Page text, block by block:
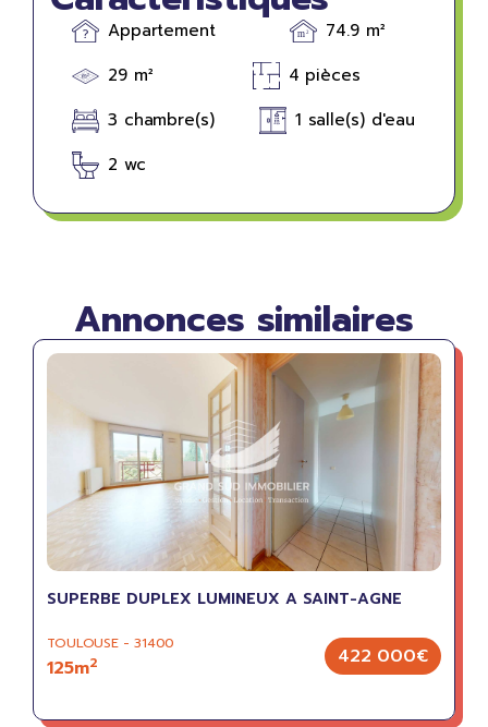
Appartement
74.9 m²
29 m²
4 pièces
3 chambre(s)
1 salle(s) d'eau
2 wc
Annonces similaires
SUPERBE DUPLEX LUMINEUX A SAINT-AGNE
TOULOUSE - 31400
125m2 422 000€